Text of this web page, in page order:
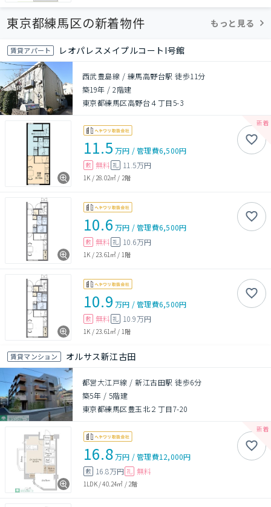
東京都練馬区の新着物件 もっと見る
賃貸アパート レオパレスメイプルコートI号館
西武豊島線 / 練馬高野台駅 徒歩11分
築19年 /2階建
東京都練馬区高野台４丁目5-3
11.5 万円 /管理費6,500円
敷 無料 礼 11.5万円
1K /28.02㎡ / 2階
10.6 万円 /管理費6,500円
敷 無料 礼 10.6万円
1K /23.61㎡ / 1階
10.9 万円 /管理費6,500円
敷 無料 礼 10.9万円
1K /23.61㎡ / 1階
賃貸マンション オルサス新江古田
都営大江戸線 / 新江古田駅 徒歩6分
築5年 / 5階建
東京都練馬区豊玉北２丁目7-20
16.8万円 /管理費12,000円
敷 16.8万円 礼 無料
1LDK/40.24㎡ /2階